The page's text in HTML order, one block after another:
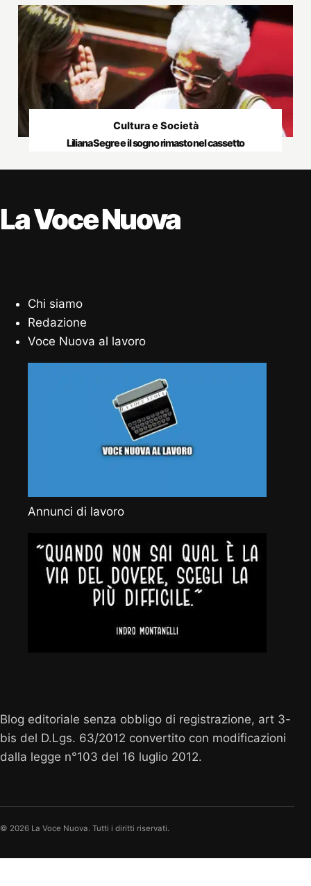
Cultura e Società
Liliana Segre e il sogno rimasto nel cassetto
La Voce Nuova
Chi siamo
Redazione
Voce Nuova al lavoro
Annunci di lavoro
Blog editoriale senza obbligo di registrazione, art 3-
bis del D.Lgs. 63/2012 convertito con modificazioni
dalla legge n°103 del 16 luglio 2012.
© 2026 La Voce Nuova. Tutti i diritti riservati.